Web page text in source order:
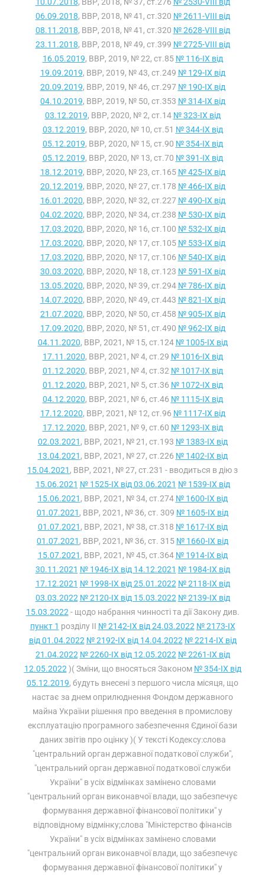
06.09.2018, ВВР, 2018, № 41, ст.320 № 2611-VIII від
08.11.2018, ВВР, 2018, № 41, ст.320 № 2628-VIII від
23.11.2018, ВВР, 2018, № 49, ст.399 № 2725-VIII від
16.05.2019, ВВР, 2019, № 22, ст.85 № 116-IX від
19.09.2019, ВВР, 2019, № 43, ст.249 № 129-IX від
20.09.2019, ВВР, 2019, № 46, ст.297 № 190-IX від
04.10.2019, ВВР, 2019, № 50, ст.353 № 314-IX від
03.12.2019, ВВР, 2020, № 2, ст.14 № 323-IX від
03.12.2019, ВВР, 2020, № 10, ст.51 № 344-IX від
05.12.2019, ВВР, 2020, № 15, ст.90 № 354-IX від
05.12.2019, ВВР, 2020, № 13, ст.70 № 391-IX від
18.12.2019, ВВР, 2020, № 23, ст.165 № 425-IX від
20.12.2019, ВВР, 2020, № 27, ст.178 № 466-IX від
16.01.2020, ВВР, 2020, № 32, ст.227 № 490-IX від
04.02.2020, ВВР, 2020, № 34, ст.238 № 530-IX від
17.03.2020, ВВР, 2020, № 16, ст.100 № 532-IX від
17.03.2020, ВВР, 2020, № 17, ст.105 № 533-IX від
17.03.2020, ВВР, 2020, № 17, ст.106 № 540-IX від
30.03.2020, ВВР, 2020, № 18, ст.123 № 591-IX від
13.05.2020, ВВР, 2020, № 39, ст.294 № 786-IX від
14.07.2020, ВВР, 2020, № 49, ст.443 № 821-IX від
21.07.2020, ВВР, 2020, № 50, ст.458 № 905-IX від
17.09.2020, ВВР, 2020, № 51, ст.490 № 962-IX від
04.11.2020, ВВР, 2021, № 15, ст.124 № 1005-IX від
17.11.2020, ВВР, 2021, № 4, ст.29 № 1016-IX від
01.12.2020, ВВР, 2021, № 4, ст.32 № 1017-IX від
01.12.2020, ВВР, 2021, № 5, ст.36 № 1072-IX від
04.12.2020, ВВР, 2021, № 6, ст.46 № 1115-IX від
17.12.2020, ВВР, 2021, № 12, ст.96 № 1117-IX від
17.12.2020, ВВР, 2021, № 9, ст.60 № 1293-IX від
02.03.2021 , ВВР, 2021, № 21, ст.193 № 1383-IX від
13.04.2021 , ВВР, 2021, № 27, ст.226 № 1402-IX від
15.04.2021 , ВВР, 2021, № 27, ст.231 - вводиться в дію з
15.06.2021 № 1525-IX від 03.06.2021 № 1539-IX від
15.06.2021 , ВВР, 2021, № 34, ст.274 № 1600-IX від
01.07.2021 , ВВР, 2021, № 36, ст. 309 № 1605-IX від
01.07.2021 , ВВР, 2021, № 38, ст.318 № 1617-IX від
01.07.2021 , ВВР, 2021, № 36, ст. 315 № 1660-IX від
15.07.2021 , ВВР, 2021, № 45, ст.364 № 1914-IX від
30.11.2021 № 1946-IX від 14.12.2021 № 1984-IX від
17.12.2021 № 1998-IX від 25.01.2022 № 2118-IX від
03.03.2022 № 2120-IX від 15.03.2022 № 2139-IX від
15.03.2022 - щодо набрання чинності та дії Закону див.
пункт 1 розділу II № 2142-IX від 24.03.2022 № 2173-IX
від 01.04.2022 № 2192-IX від 14.04.2022 № 2214-IX від
21.04.2022 № 2260-IX від 12.05.2022 № 2261-IX від
12.05.2022 )( Зміни, що вносяться Законом № 354-IX від
05.12.2019, будуть внесені з першого числа місяця, що
настає за днем оприлюднення Фондом державного
майна України рішення про введення в промислову
експлуатацію програмного забезпечення Єдиної бази
даних звітів про оцінку )( У тексті Кодексу:слова
"центральний орган державної податкової служби",
"центральний орган державної податкової служби
України" в усіх відмінках замінено словами
"центральний орган виконавчої влади, що забезпечує
формування державної фінансової політики" у
відповідному відмінку;слова "Міністерство фінансів
України" в усіх відмінках замінено словами
"центральний орган виконавчої влади, що забезпечує
формування державної фінансової політики" у